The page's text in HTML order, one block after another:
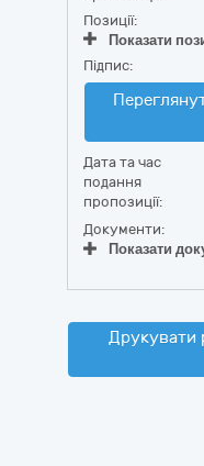
Позиції:
Показати
Підпис:
Дата та час
подання
пропозиції:
Документи:
Показати
Друкувати